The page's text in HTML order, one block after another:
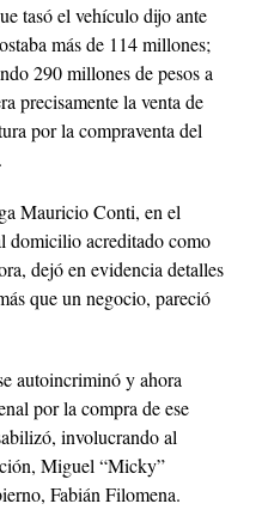
tasó el vehículo dijo ante
más de 114 millones;
290 millones de pesos a
precisamente la venta de
por la compraventa del
Mauricio Conti, en el
domicilio acreditado como
dejó en evidencia detalles
que un negocio, pareció
autoincriminó y ahora
por la compra de ese
involucrando al
Miguel “Micky”
Fabián Filomena.